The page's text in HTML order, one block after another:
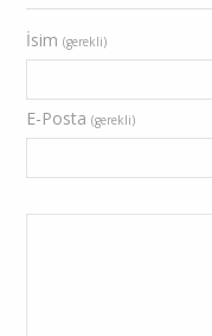
İsim (gerekli)
E-Posta (gerekli)